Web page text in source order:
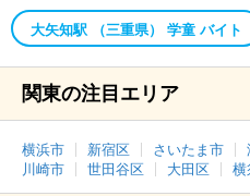
大矢知駅 （三重県） 学童 バイト
関東の注目エリア
横浜市 新宿区 さいたま市
川崎市
世田谷区 大田区 横